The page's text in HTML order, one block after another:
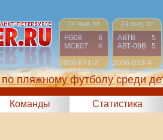
24 янв, пт
FG08
6
МСК07
4
2006-07 1-2
24 янв, пт
АВТВ
5
АВТ-09B
5
2006-073-4
пляжному футболу среди
Команды Статистика